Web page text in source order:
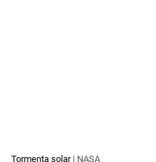
Tormenta solar| NASA